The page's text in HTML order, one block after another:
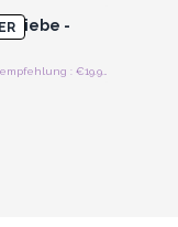
-Liebe -